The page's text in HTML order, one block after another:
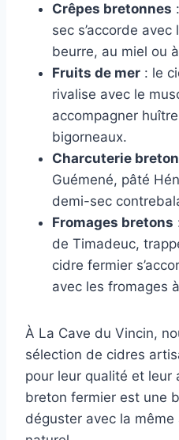
Crêpes bretonnes
sec s’accorde
beurre, au miel ou
Fruits de mer : le
rivalise avec le
accompagner
bigorneaux.
Charcuterie
Guémené, pâté
demi-sec
Fromages bretons
de Timadeuc,
cidre fermier
avec les fromages
À La Cave du Vincin,
sélection de cidres
pour leur qualité et leur
breton fermier est une
déguster avec la même